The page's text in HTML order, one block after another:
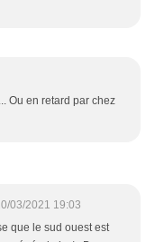
Ou en retard par chez
03/2021 19:03
que le sud ouest est